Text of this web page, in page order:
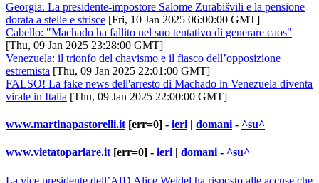
Georgia. La presidente-impostore Salome Zurabišvili e la pensione
dorata a stelle e strisce [Fri, 10 Jan 2025 06:00:00 GMT]
Cabello: "Machado ha fallito nel suo tentativo di generare caos"
[Thu, 09 Jan 2025 23:28:00 GMT]
Venezuela: il trionfo del chavismo e il fiasco dell’opposizione
estremista [Thu, 09 Jan 2025 22:01:00 GMT]
FALSO! La fake news dell'arresto di Machado in Venezuela diventa
virale in Italia [Thu, 09 Jan 2025 22:00:00 GMT]
www.martinapastorelli.it [err=0] - ieri | domani - ^su^
www.vietatoparlare.it [err=0] - ieri | domani - ^su^
La vice presidente dell’AfD Alice Weidel ha risposto alle accuse che